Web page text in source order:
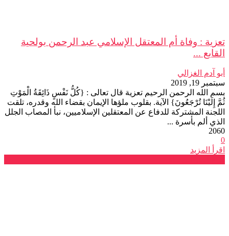
تعزية : وفاة أم المعتقل الإسلامي عبد الرحمن بولحية
القابع ...
أبو آدم الغزالي
سبتمبر 19, 2019
بسم الله الرحمن الرحيم تعزية قال تعالى : {كُلُّ نَفْسٍ ذَائِقَةُ الْمَوْتِ
ثُمَّ إِلَيْنَا تُرْجَعُونَ} الآية. بقلوب ملؤها الإيمان بقضاء الله وقدره، تلقت
اللجنة المشتركة للدفاع عن المعتقلين الإسلاميين، نبأ المصاب الجلل
الذي ألم بأسرة ...
2060
0
اقرأ المزيد